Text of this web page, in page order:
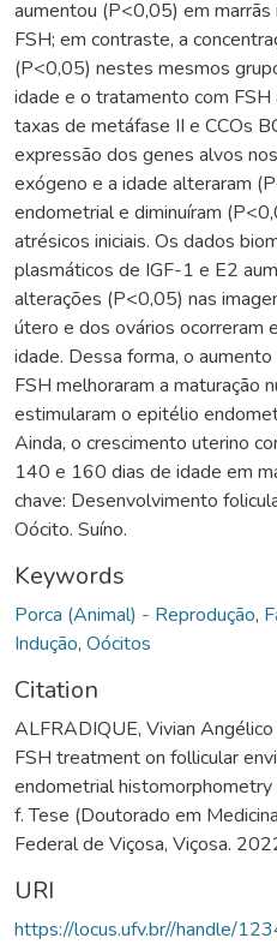
aumentou (P<0,05) em
FSH; em contraste, a
(P<0,05) nestes mesmos
idade e o tratamento com
taxas de metáfase II e CCOs
expressão dos genes alvos
exógeno e a idade alteraram
endometrial e diminuíram
atrésicos iniciais. Os dados
plasmáticos de IGF-1 e E2
alterações (P<0,05) nas
útero e dos ovários
idade. Dessa forma, o
FSH melhoraram a maturação
estimularam o epitélio
Ainda, o crescimento uterino
140 e 160 dias de idade em
chave: Desenvolvimento
Oócito. Suíno.
Keywords
Porca (Animal) - Reprodução,
Indução, Oócitos
Citation
ALFRADIQUE, Vivian
FSH treatment on follicular
endometrial
f. Tese (Doutorado em
Federal de Viçosa, Viçosa.
URI
https://locus.ufv.br//handle/